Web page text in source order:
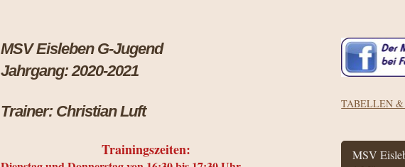
MSV Eisleben G-Jugend
Jahrgang: 2020-2021
Trainer: Christian Luft
Trainingszeiten:
TABELLEN &
MSV